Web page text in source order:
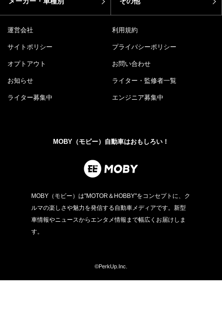
運営会社 利用規約
サイトポリシー プライバシーポリシー
オプトアウト お問い合わせ
お知らせ ライター・監修者一覧
ライター募集中 エンジニア募集中
MOBY（モビー）自動車はおもしろい！
MOBY（モビー）は"MOTOR＆HOBBY"をコンセプトに、ク
ルマの楽しさや魅力を発信する自動車メディアです。新型
車情報やニュースからエンタメ情報まで幅広くお届けしま
す。
©PerkUp.Inc.